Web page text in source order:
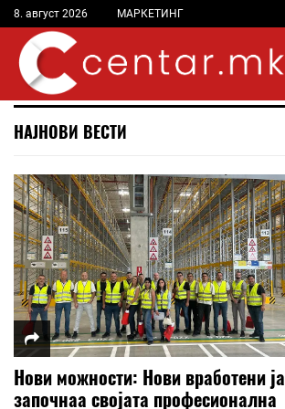
8. август 2026 МАРКЕТИНГ
НАЈНОВИ ВЕСТИ
Нови можности: Нови вработени ја
започнаа својата професионална